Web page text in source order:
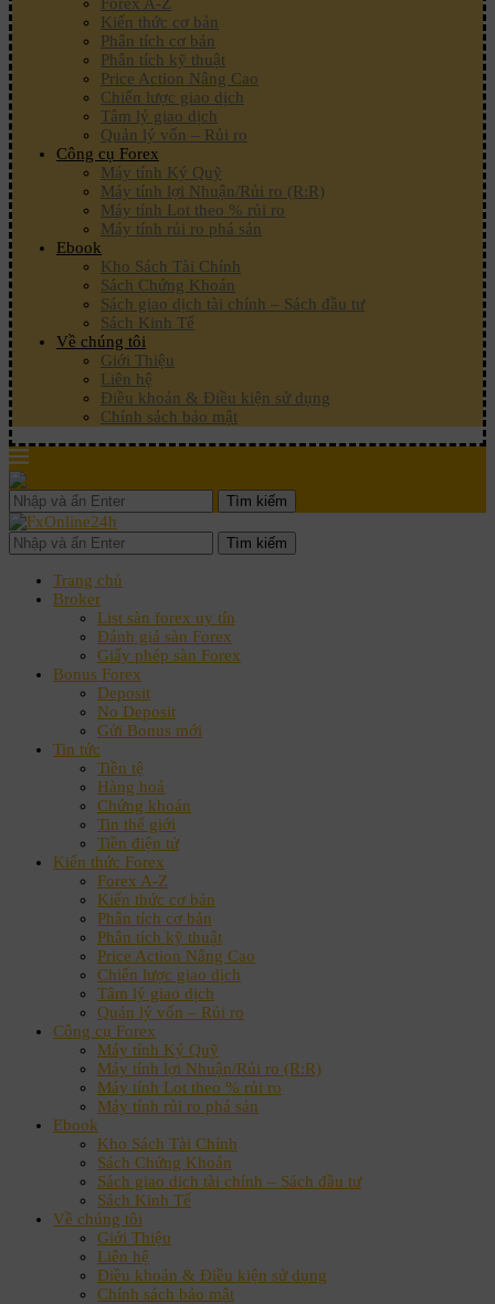
Kiến thức cơ bản
Phân tích cơ bản
Phân tích kỹ thuật
Price Action Nâng Cao
Chiến lược giao dịch
Tâm lý giao dịch
Quản lý vốn – Rủi ro
Công cụ Forex
Máy tính Ký Quỹ
Máy tính lợi Nhuận/Rủi ro (R:R)
Máy tính Lot theo % rủi ro
Máy tính rủi ro phá sản
Ebook
Kho Sách Tài Chính
Sách Chứng Khoán
Sách giao dịch tài chính – Sách đầu tư
Sách Kinh Tế
Về chúng tôi
Giới Thiệu
Liên hệ
Điều khoản & Điều kiện sử dụng
Chính sách bảo mật
Tìm kiếm
Tìm kiếm
Trang chủ
Broker
List sàn forex uy tín
Đánh giá sàn Forex
Giấy phép sàn Forex
Bonus Forex
Deposit
No Deposit
Gửi Bonus mới
Tin tức
Tiền tệ
Hàng hoá
Chứng khoán
Tin thế giới
Tiền điện tử
Kiến thức Forex
Forex A-Z
Kiến thức cơ bản
Phân tích cơ bản
Phân tích kỹ thuật
Price Action Nâng Cao
Chiến lược giao dịch
Tâm lý giao dịch
Quản lý vốn – Rủi ro
Công cụ Forex
Máy tính Ký Quỹ
Máy tính lợi Nhuận/Rủi ro (R:R)
Máy tính Lot theo % rủi ro
Máy tính rủi ro phá sản
Ebook
Kho Sách Tài Chính
Sách Chứng Khoán
Sách giao dịch tài chính – Sách đầu tư
Sách Kinh Tế
Về chúng tôi
Giới Thiệu
Liên hệ
Điều khoản & Điều kiện sử dụng
Chính sách bảo mật